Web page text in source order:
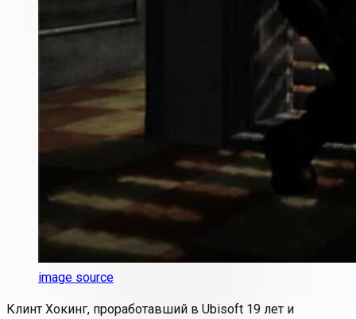
image source
Клинт Хокинг, проработавший в Ubisoft 19 лет и